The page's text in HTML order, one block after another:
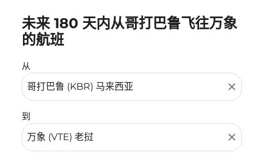
未来 180 天内从哥打巴鲁飞往万象
的航班
从
close
到
close
没有符合您的筛选条件的机票。请调整您的筛选条件。